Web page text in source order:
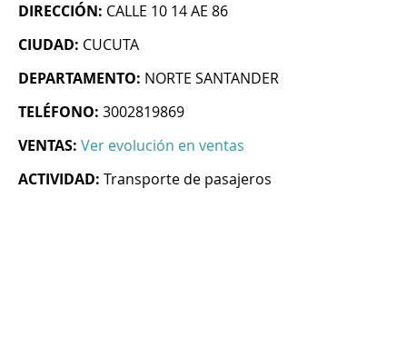
DIRECCIÓN: CALLE 10 14 AE 86
CIUDAD: CUCUTA
DEPARTAMENTO: NORTE SANTANDER
TELÉFONO: 3002819869
VENTAS: Ver evolución en ventas
ACTIVIDAD: Transporte de pasajeros